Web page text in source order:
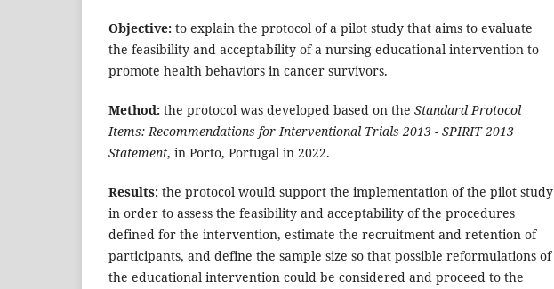
Objective: to explain the protocol of a pilot study that aims to evaluate
the feasibility and acceptability of a nursing educational intervention to
promote health behaviors in cancer survivors.
Method: the protocol was developed based on the Standard Protocol
Items: Recommendations for Interventional Trials 2013 - SPIRIT 2013
Statement, in Porto, Portugal in 2022.
Results: the protocol would support the implementation of the pilot study
in order to assess the feasibility and acceptability of the procedures
defined for the intervention, estimate the recruitment and retention of
participants, and define the sample size so that possible reformulations of
the educational intervention could be considered and proceed to the